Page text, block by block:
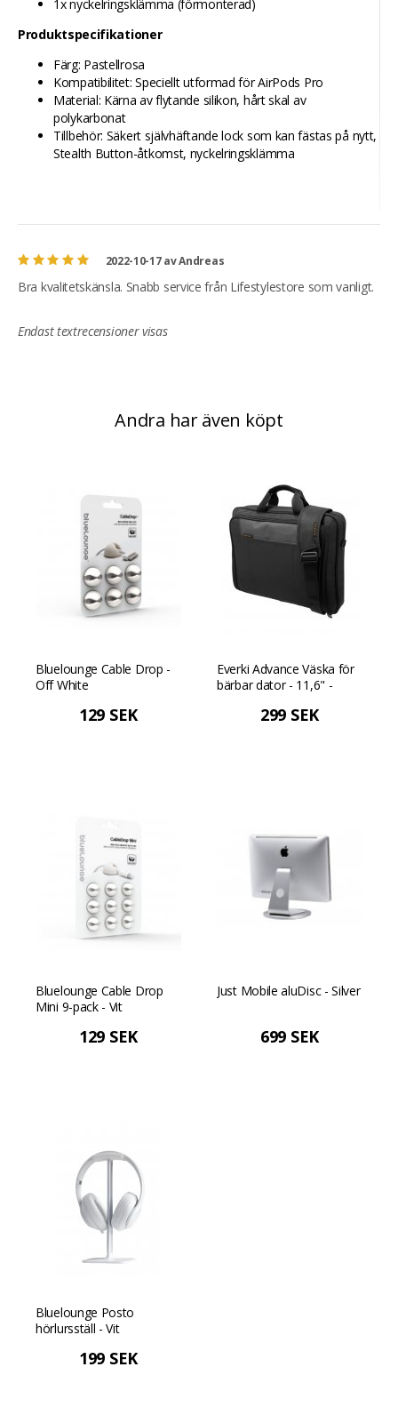
1x nyckelringsklämma (förmonterad)
Produktspecifikationer
Färg: Pastellrosa
Kompatibilitet: Speciellt utformad för AirPods Pro
Material: Kärna av flytande silikon, hårt skal av
polykarbonat
Tillbehör: Säkert självhäftande lock som kan fästas på nytt,
Stealth Button-åtkomst, nyckelringsklämma
2022-10-17avAndreas
Bra kvalitetskänsla. Snabb service från Lifestylestore som vanligt.
Endast textrecensioner visas
Andra har även köpt
Bluelounge Cable Drop -
Off White
129 SEK
Everki Advance Väska för
bärbar dator - 11,6" -
299 SEK
Bluelounge Cable Drop
Mini 9-pack - Vit
129 SEK
Just Mobile aluDisc - Silver
699 SEK
Bluelounge Posto
hörlursställ - Vit
199 SEK